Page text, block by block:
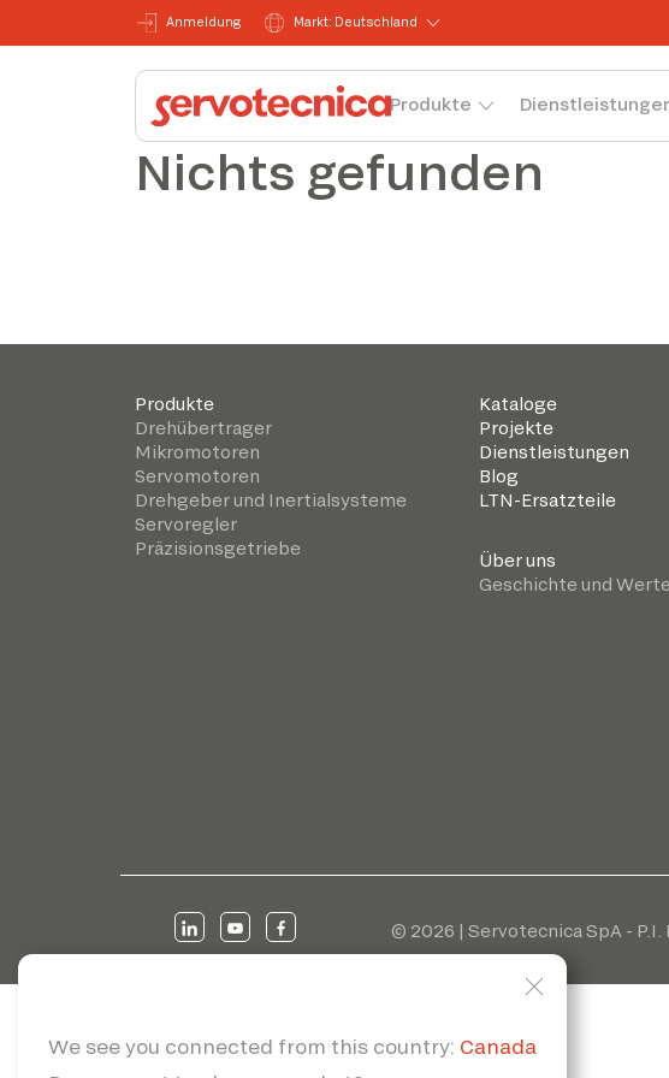
Anmeldung Markt: Deutschland
Produkte
Nichts gefunden
Produkte
Drehübertrager
Mikromotoren
Servomotoren
Drehgeber und Inertialsysteme
Servoregler
Präzisionsgetriebe
Kataloge
Projekte
Dienstleistungen
Blog
LTN-Ersatzteile
Über uns
Geschichte und Werte
© 2026 | Servotecnica SpA -